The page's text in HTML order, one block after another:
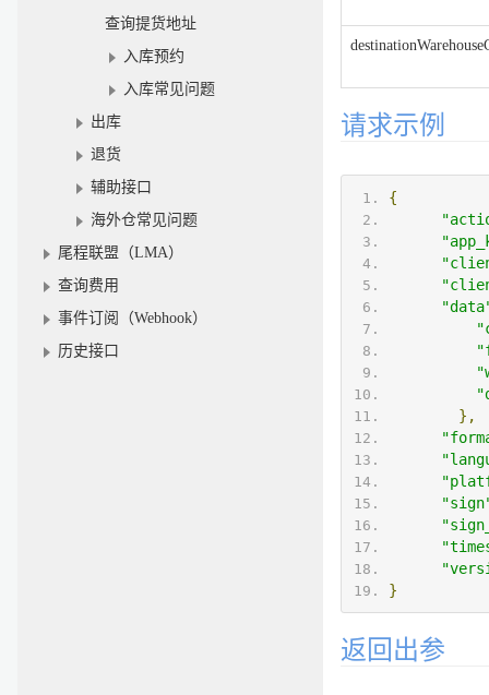
查询提货地址
入库预约
入库常见问题
出库
退货
辅助接口
海外仓常见问题
尾程联盟（LMA）
查询费用
事件订阅（Webhook）
历史接口
请求示例
{
},
}
返回出参